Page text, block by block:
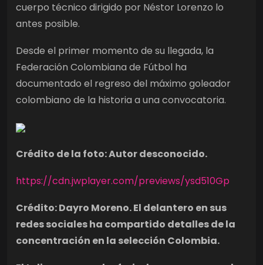
cuerpo técnico dirigido por Néstor Lorenzo lo
antes posible.
Desde el primer momento de su llegada, la
Federación Colombiana de Fútbol ha
documentado el regreso del máximo goleador
colombiano de la historia a una convocatoria.
Crédito de la foto: Autor desconocido.
https://cdn.jwplayer.com/previews/ysd510Gp
Crédito: Dayro Moreno. El delantero en sus
redes sociales ha compartido detalles de la
concentración en la selección Colombia.